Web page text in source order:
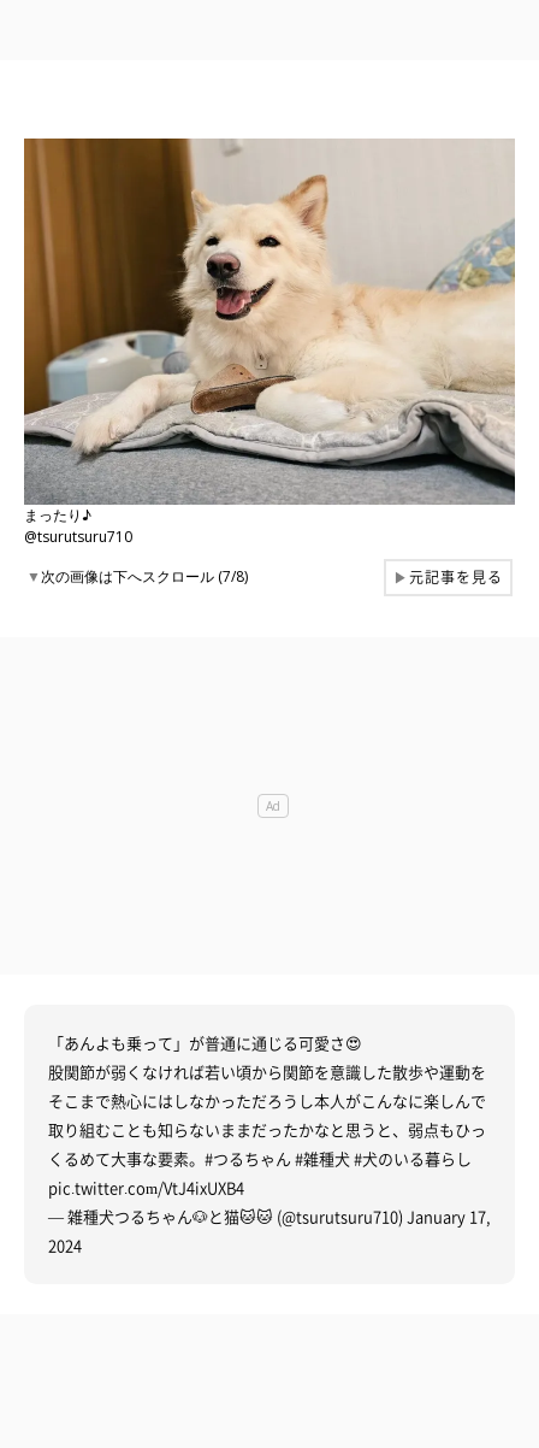
まったり♪
@tsurutsuru710
▼次の画像は下へスクロール (7/8) ▶元記事を見る
「あんよも乗って」が普通に通じる可愛さ😍
股関節が弱くなければ若い頃から関節を意識した散歩や運動を
そこまで熱心にはしなかっただろうし本人がこんなに楽しんで
取り組むことも知らないままだったかなと思うと、弱点もひっ
くるめて大事な要素。 #つるちゃん #雑種犬#犬のいる暮らし
pic.twitter.com/VtJ4ixUXB4
— 雑種犬つるちゃん🐶と猫🐱🐱 (@tsurutsuru710) January 17,
2024